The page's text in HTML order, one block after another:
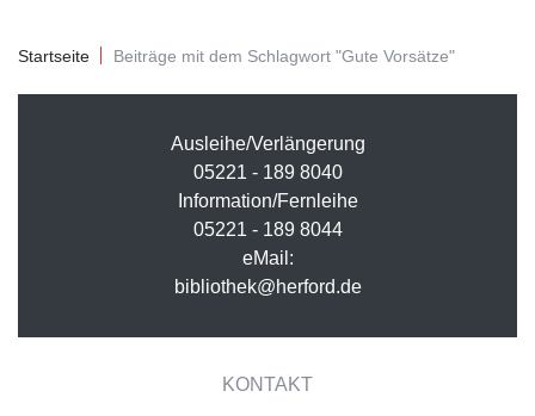
Startseite Beiträge mit dem Schlagwort "Gute Vorsätze"
Ausleihe/Verlängerung
05221 - 189 8040
Information/Fernleihe
05221 - 189 8044
eMail:
bibliothek@herford.de
KONTAKT